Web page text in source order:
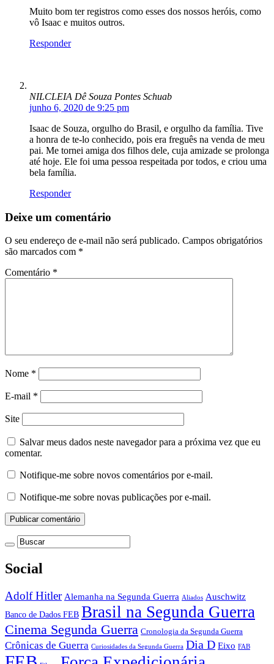
Muito bom ter registros como esses dos nossos heróis, como
vô Isaac e muitos outros.
Responder
NILCLEIA Dê Souza Pontes Schuab
junho 6, 2020 de 9:25 pm
Isaac de Souza, orgulho do Brasil, e orgulho da família. Tive
a honra de te-lo conhecido, pois era freguês na venda de meu
pai. Me tornei amiga dos filhos dele, cuja amizade se prolonga
até hoje. Ele foi uma pessoa respeitada por todos, e criou uma
bela família.
Responder
Deixe um comentário
O seu endereço de e-mail não será publicado. Campos obrigatórios
são marcados com *
Comentário *
Nome *
E-mail *
Site
Salvar meus dados neste navegador para a próxima vez que eu
comentar.
Notifique-me sobre novos comentários por e-mail.
Notifique-me sobre novas publicações por e-mail.
Social
Adolf Hitler Alemanha na Segunda Guerra Aliados Auschwitz
Banco de Dados FEB Brasil na Segunda Guerra
Cinema Segunda Guerra Cronologia da Segunda Guerra
Crônicas de Guerra Curiosidades da Segunda Guerra Dia D Eixo FAB